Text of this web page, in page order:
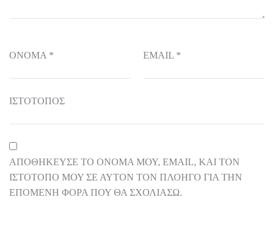
ΌΝΟΜΑ * EMAIL *
ΙΣΤΌΤΟΠΟΣ
ΑΠΟΘΉΚΕΥΣΕ ΤΟ ΌΝΟΜΆ ΜΟΥ, EMAIL, ΚΑΙ ΤΟΝ
ΙΣΤΌΤΟΠΟ ΜΟΥ ΣΕ ΑΥΤΌΝ ΤΟΝ ΠΛΟΗΓΌ ΓΙΑ ΤΗΝ
ΕΠΌΜΕΝΗ ΦΟΡΆ ΠΟΥ ΘΑ ΣΧΟΛΙΆΣΩ.